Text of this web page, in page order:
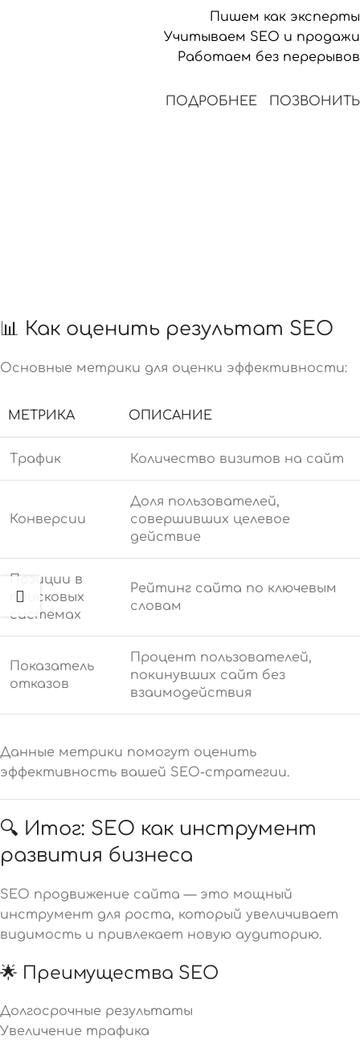
Пишем как эксперты
Учитываем SEO и продажи
Работаем без перерывов
ПОДРОБНЕЕ ПОЗВОНИТЬ
📊 Как оценить результат SEO
Основные метрики для оценки эффективности:
МЕТРИКА ОПИСАНИЕ
Трафик Количество визитов на сайт
Конверсии
Доля пользователей,
совершивших целевое
действие
Позиции в
поисковых
системах
Рейтинг сайта по ключевым
словам
Показатель
отказов
Процент пользователей,
покинувших сайт без
взаимодействия
Данные метрики помогут оценить
эффективность вашей SEO-стратегии.
🔍 Итог: SEO как инструмент
развития бизнеса
SEO продвижение сайта — это мощный
инструмент для роста, который увеличивает
видимость и привлекает новую аудиторию.
🌟 Преимущества SEO
Долгосрочные результаты
Увеличение трафика